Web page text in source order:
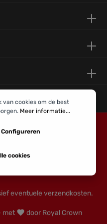
met door Royal Crown
eventuele verzendkosten.
van cookies om de best
Meer informatie...
Configureren
cookies